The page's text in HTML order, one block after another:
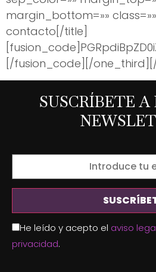
margin_bottom=»» class=»»
contacto[/title]
[/fusion_code][/
SUSCRÍBETE
He leído y acepto el aviso
privacidad.